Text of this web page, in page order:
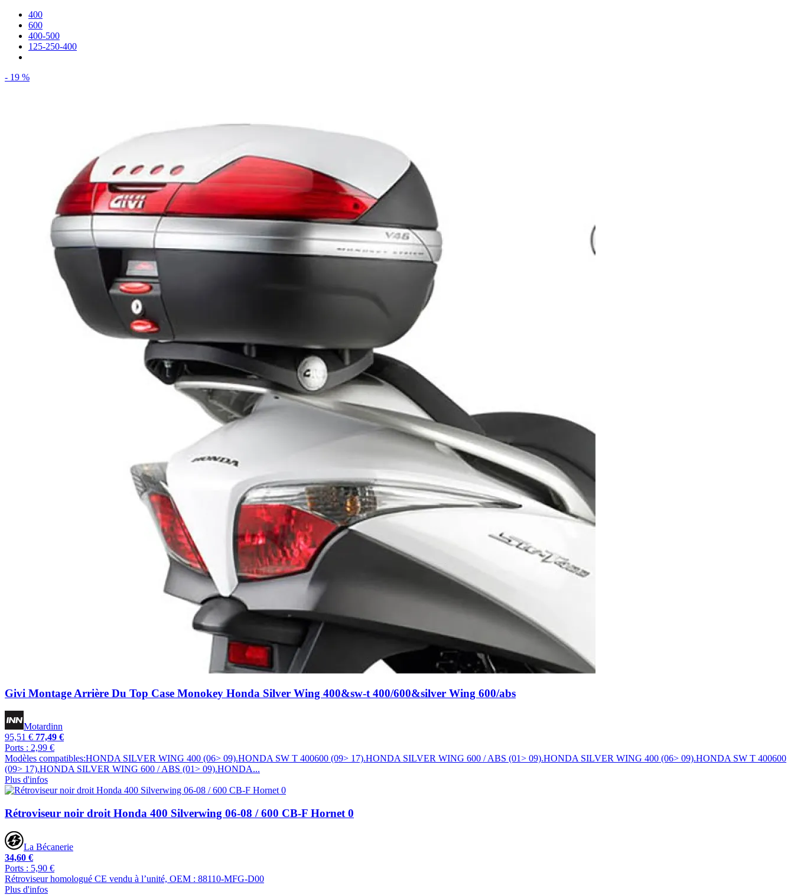
400
600
400-500
125-250-400
- 19 %
Givi Montage Arrière Du Top Case Monokey Honda Silver Wing 400&sw-t 400/600&silver Wing 600/abs
Motardinn
95,51 € 77,49 €
Ports : 2,99 €
Modèles compatibles:HONDA SILVER WING 400 (06> 09).HONDA SW T 400600 (09> 17).HONDA SILVER WING 600 / ABS (01> 09).HONDA SILVER WING 400 (06> 09).HONDA SW T 400600
(09> 17).HONDA SILVER WING 600 / ABS (01> 09).HONDA...
Plus d'infos
Rétroviseur noir droit Honda 400 Silverwing 06-08 / 600 CB-F Hornet 0
La Bécanerie
34,60 €
Ports : 5,90 €
Rétroviseur homologué CE vendu à l’unité, OEM : 88110-MFG-D00
Plus d'infos